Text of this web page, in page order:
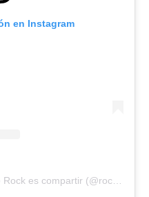
en Instagram
Una publicación compartida de Rock es compartir (@rockescompartir)